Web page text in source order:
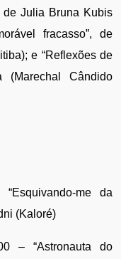
de Julia Bruna Kubis
fracasso”, de
e “Reflexões de
(Marechal Cândido
me da
(Kaloré)
– “Astronauta do